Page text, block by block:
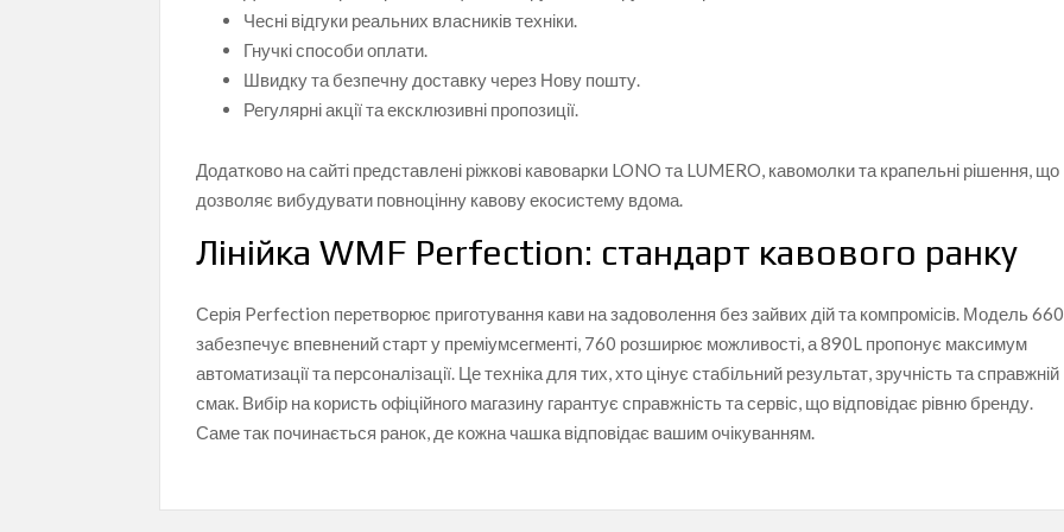
Чесні відгуки реальних власників техніки.
Гнучкі способи оплати.
Швидку та безпечну доставку через Нову пошту.
Регулярні акції та ексклюзивні пропозиції.
Додатково на сайті представлені ріжкові кавоварки LONO та LUMERO, кавомолки та крапельні рішення, що
дозволяє вибудувати повноцінну кавову екосистему вдома.
Лінійка WMF Perfection: стандарт кавового ранку
Серія Perfection перетворює приготування кави на задоволення без зайвих дій та компромісів. Модель 660
забезпечує впевнений старт у преміумсегменті, 760 розширює можливості, а 890L пропонує максимум
автоматизації та персоналізації. Це техніка для тих, хто цінує стабільний результат, зручність та справжній
смак. Вибір на користь офіційного магазину гарантує справжність та сервіс, що відповідає рівню бренду.
Саме так починається ранок, де кожна чашка відповідає вашим очікуванням.